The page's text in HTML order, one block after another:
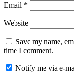
Email *
Website
Save my name,
time I comment.
Notify me via e-